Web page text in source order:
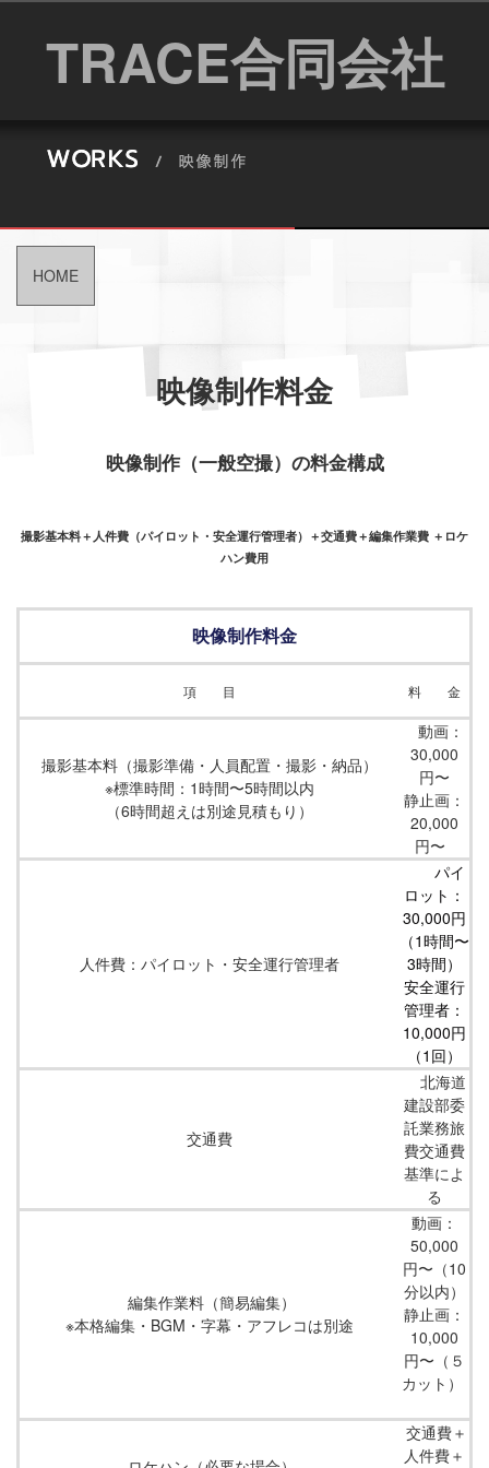
TRACE合同会社
HOME
映像制作料金
映像制作（一般空撮）の料金構成
撮影基本料＋人件費（パイロット・安全運行管理者）＋交通費＋編集作業費 ＋ロケ
ハン費用
映像制作料金
項 目 料 金
撮影基本料（撮影準備・人員配置・撮影・納品）
※標準時間：1時間〜5時間以内
（6時間超えは別途見積もり）
動画：
30,000
円〜
静止画：
20,000
円〜
人件費：パイロット・安全運行管理者
パイ
ロット：
30,000円
（1時間〜
3時間）
安全運行
管理者：
10,000円
（1回）
交通費
北海道
建設部委
託業務旅
費交通費
基準によ
る
編集作業料（簡易編集）
※本格編集・BGM・字幕・アフレコは別途
動画：
50,000
円〜（10
分以内）
静止画：
10,000
円〜（５
カット）
交通費＋
人件費＋